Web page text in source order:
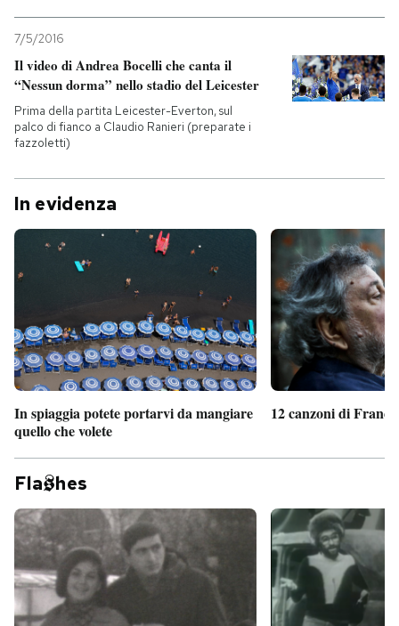
7/5/2016
Il video di Andrea Bocelli che canta il
“Nessun dorma” nello stadio del Leicester
Prima della partita Leicester-Everton, sul
palco di fianco a Claudio Ranieri (preparate i
fazzoletti)
In evidenza
In spiaggia potete portarvi da mangiare
quello che volete
12 canzoni di
Fla hes